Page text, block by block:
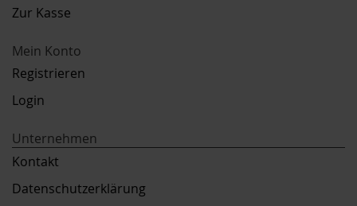
Zur Kasse
Mein Konto
Registrieren
Login
Unternehmen
Kontakt
Datenschutzerklärung